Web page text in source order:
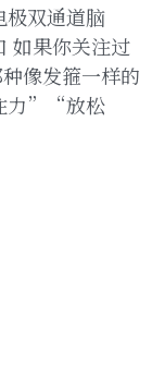
双通道脑
如果你关注过
像发箍一样的
力”“放松